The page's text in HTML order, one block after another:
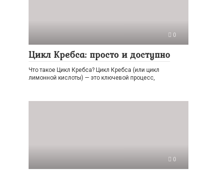
0
Цикл Кребса: просто и доступно
Что такое Цикл Кребса? Цикл Кребса (или цикл
лимонной кислоты) — это ключевой процесс,
0